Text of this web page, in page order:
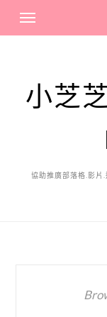
小芝
協助推廣部落格.影片